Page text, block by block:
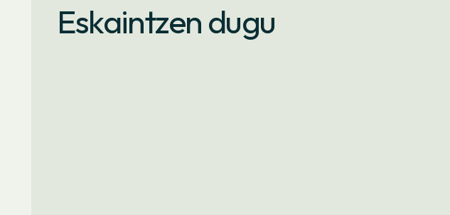
Eskaintzen dugu